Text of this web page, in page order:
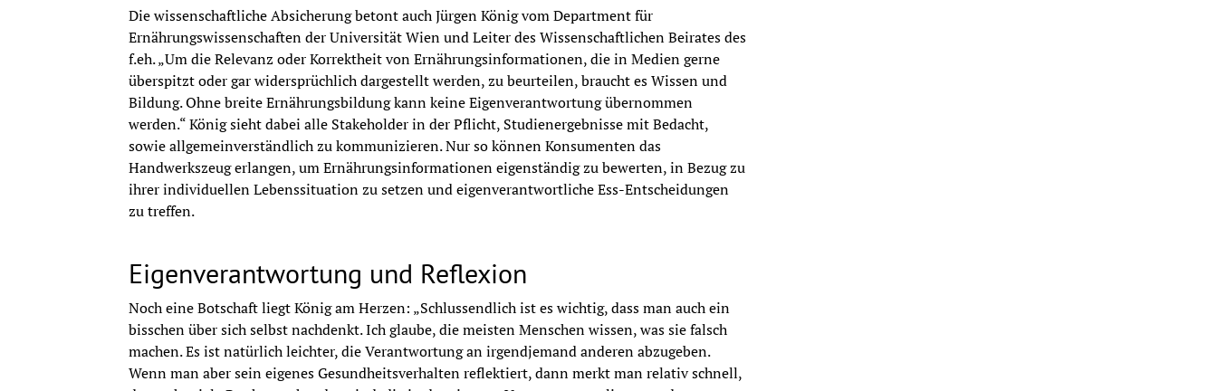
Die wissenschaftliche Absicherung betont auch Jürgen König vom Department für
Ernährungswissenschaften der Universität Wien und Leiter des Wissenschaftlichen Beirates des
f.eh. „Um die Relevanz oder Korrektheit von Ernährungsinformationen, die in Medien gerne
überspitzt oder gar widersprüchlich dargestellt werden, zu beurteilen, braucht es Wissen und
Bildung. Ohne breite Ernährungsbildung kann keine Eigenverantwortung übernommen
werden.“ König sieht dabei alle Stakeholder in der Pflicht, Studienergebnisse mit Bedacht,
sowie allgemeinverständlich zu kommunizieren. Nur so können Konsumenten das
Handwerkszeug erlangen, um Ernährungsinformationen eigenständig zu bewerten, in Bezug zu
ihrer individuellen Lebenssituation zu setzen und eigenverantwortliche Ess-Entscheidungen
zu treffen.
Eigenverantwortung und Reflexion
Noch eine Botschaft liegt König am Herzen: „Schlussendlich ist es wichtig, dass man auch ein
bisschen über sich selbst nachdenkt. Ich glaube, die meisten Menschen wissen, was sie falsch
machen. Es ist natürlich leichter, die Verantwortung an irgendjemand anderen abzugeben.
Wenn man aber sein eigenes Gesundheitsverhalten reflektiert, dann merkt man relativ schnell,